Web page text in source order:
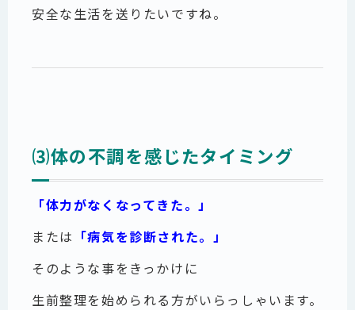
安全な生活を送りたいですね。
⑶体の不調を感じたタイミング
「体力がなくなってきた。」
または 「病気を診断された。」
そのような事をきっかけに
生前整理を始められる方がいらっしゃいます。